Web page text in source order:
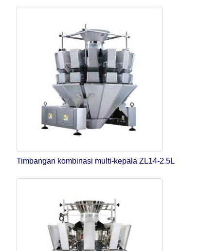
Timbangan kombinasi multi-kepala ZL14-2.5L